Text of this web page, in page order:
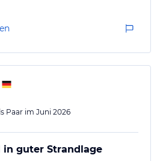
& Fitnesskurse. Weitere
Sie im Fitnessraum mit Parkblick.
unverbindliche
verbindlichen Angebotsdetails
Paar im Juni 2026
in guter Strandlage